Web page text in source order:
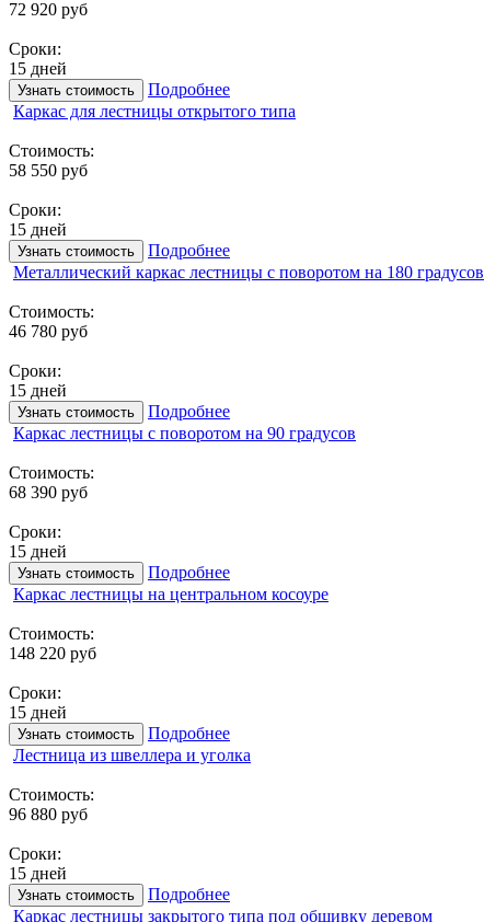
72 920 руб
Сроки:
15 дней
Узнать стоимость
Подробнее
Каркас для лестницы открытого типа
Стоимость:
58 550 руб
Сроки:
15 дней
Узнать стоимость
Подробнее
Металлический каркас лестницы с поворотом на 180 градусов
Стоимость:
46 780 руб
Сроки:
15 дней
Узнать стоимость
Подробнее
Каркас лестницы с поворотом на 90 градусов
Стоимость:
68 390 руб
Сроки:
15 дней
Узнать стоимость
Подробнее
Каркас лестницы на центральном косоуре
Стоимость:
148 220 руб
Сроки:
15 дней
Узнать стоимость
Подробнее
Лестница из швеллера и уголка
Стоимость:
96 880 руб
Сроки:
15 дней
Узнать стоимость
Подробнее
Каркас лестницы закрытого типа под обшивку деревом